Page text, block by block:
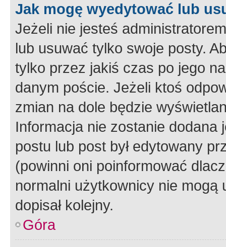
Jak mogę wyedytować lub
Jeżeli nie jesteś
lub usuwać tylko swoje posty.
tylko przez jakiś czas po jego
danym poście. Jeżeli ktoś
zmian na dole będzie
Informacja nie zostanie dodana
postu lub post był edytowany
(powinni oni poinformować
normalni użytkownicy nie
dopisał kolejny.
Góra